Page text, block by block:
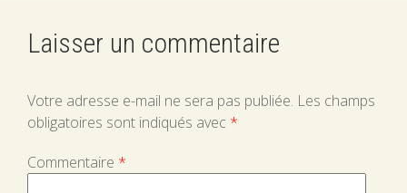
Laisser un commentaire
Votre adresse e-mail ne sera pas publiée. Les champs
obligatoires sont indiqués avec *
Commentaire *